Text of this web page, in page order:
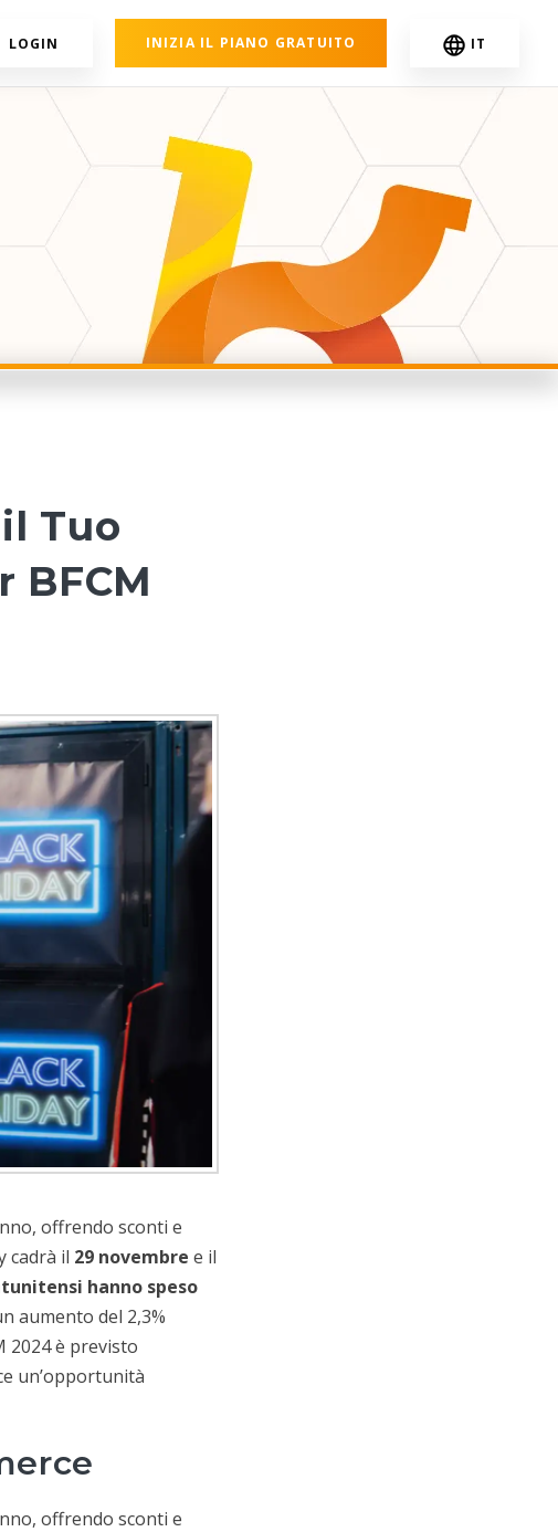
LOGIN INIZIA IL PIANO GRATUITO IT
Tuo
BFCM
offrendo sconti e
cadrà il 29 novembre e il
hanno speso
aumento del 2,3%
2024 è previsto
un’opportunità
offrendo sconti e